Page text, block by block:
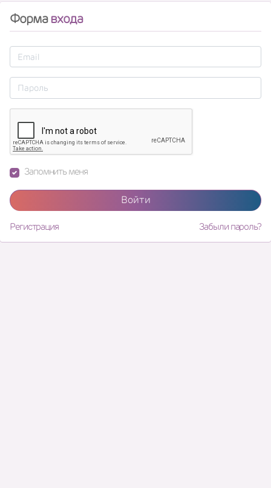
Формавхода
Запомнить меня
Войти
Регистрация Забыли пароль?